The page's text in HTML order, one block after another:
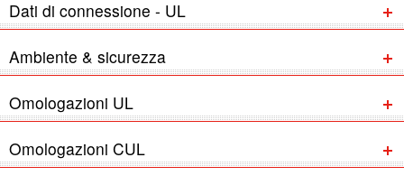
Dati di connessione - UL
Ambiente & sicurezza
Omologazioni UL
Omologazioni CUL